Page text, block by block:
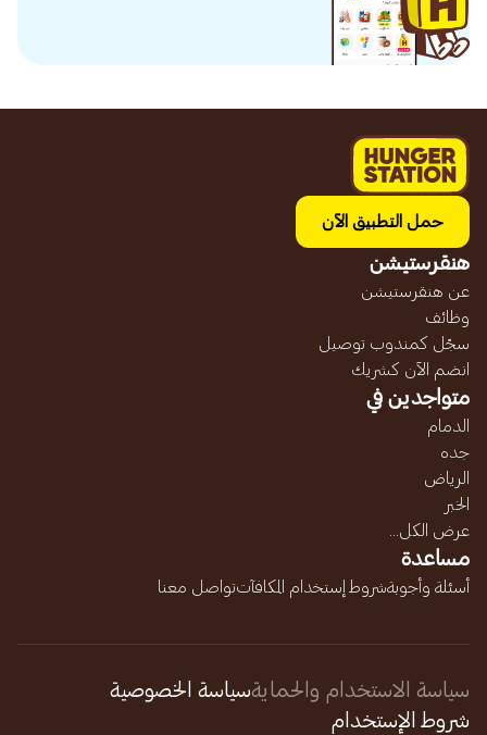
حمل التطبيق الآن
هنقرستيشن
عن هنقرستيشن
وظائف
سجّل كمندوب توصيل
انضم الآن كشريك
متواجدين في
الدمام
جده
الرياض
الخبر
عرض الكل...
مساعدة
أسئلة وأجوبةشروط إستخدام المكافآتتواصل معنا
سياسة الاستخدام والحمايةسياسة الخصوصية
شروط الإستخدام